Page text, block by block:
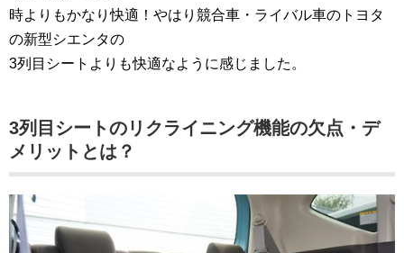
時よりもかなり快適！やはり競合車・ライバル車のトヨタ
の新型シエンタの
3列目シートよりも快適なように感じました。
3列目シートのリクライニング機能の欠点・デ
メリットとは？